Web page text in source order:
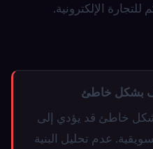
الإلكترونية.
بشكل خاطئ
خاطئ قد يؤدي إلى
عدم تحليل البنية